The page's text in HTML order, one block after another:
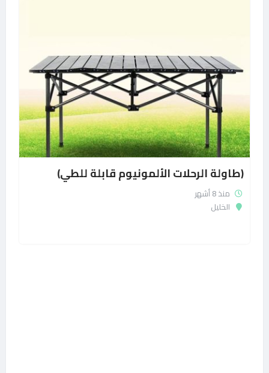
(طاولة الرحلات الألمونيوم قابلة للطي)
منذ 8 أشهر
الخليل